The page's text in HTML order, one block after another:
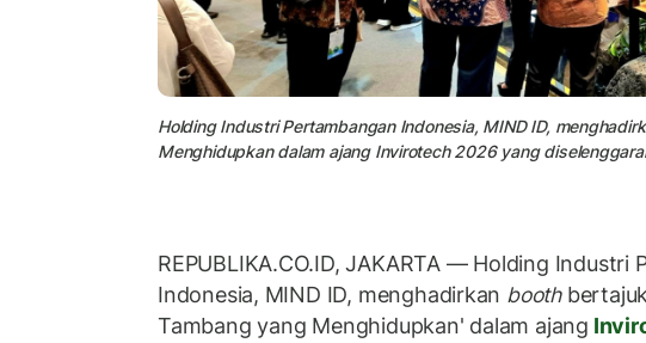
Holding Industri Pertambangan Indonesia, MIND ID,
Menghidupkan dalam ajang Invirotech 2026 yang
REPUBLIKA.CO.ID, JAKARTA — Holding Industri
Indonesia, MIND ID, menghadirkan booth
Tambang yang Menghidupkan' dalam ajang